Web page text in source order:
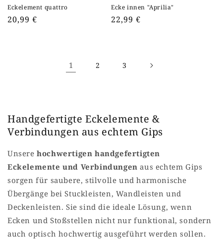
Eckelement quattro
Normaler
20,99 €
Ecke innen "Aprilia"
Normaler
22,99 €
1 2 3
Handgefertigte Eckelemente &
Verbindungen aus echtem Gips
Unserehochwertigen handgefertigten
Eckelemente und Verbindungen aus echtem Gips
sorgen für saubere, stilvolle und harmonische
Übergänge bei Stuckleisten, Wandleisten und
Deckenleisten. Sie sind die ideale Lösung, wenn
Ecken und Stoßstellen nicht nur funktional, sondern
auch optisch hochwertig ausgeführt werden sollen.